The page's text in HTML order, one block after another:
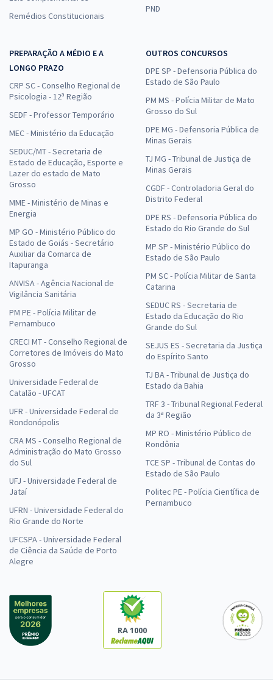
Remédios Constitucionais
PND
PREPARAÇÃO A MÉDIO E A
LONGO PRAZO
CRP SC - Conselho Regional de
Psicologia - 12ª Região
SEDF - Professor Temporário
MEC - Ministério da Educação
SEDUC/MT - Secretaria de
Estado de Educação, Esporte e
Lazer do estado de Mato
Grosso
MME - Ministério de Minas e
Energia
MP GO - Ministério Público do
Estado de Goiás - Secretário
Auxiliar da Comarca de
Itapuranga
ANVISA - Agência Nacional de
Vigilância Sanitária
PM PE - Polícia Militar de
Pernambuco
CRECI MT - Conselho Regional de
Corretores de Imóveis do Mato
Grosso
Universidade Federal de
Catalão - UFCAT
UFR - Universidade Federal de
Rondonópolis
CRA MS - Conselho Regional de
Administração do Mato Grosso
do Sul
UFJ - Universidade Federal de
Jataí
UFRN - Universidade Federal do
Rio Grande do Norte
UFCSPA - Universidade Federal
de Ciência da Saúde de Porto
Alegre
OUTROS CONCURSOS
DPE SP - Defensoria Pública do
Estado de São Paulo
PM MS - Polícia Militar de Mato
Grosso do Sul
DPE MG - Defensoria Pública de
Minas Gerais
TJ MG - Tribunal de Justiça de
Minas Gerais
CGDF - Controladoria Geral do
Distrito Federal
DPE RS - Defensoria Pública do
Estado do Rio Grande do Sul
MP SP - Ministério Público do
Estado de São Paulo
PM SC - Polícia Militar de Santa
Catarina
SEDUC RS - Secretaria de
Estado da Educação do Rio
Grande do Sul
SEJUS ES - Secretaria da Justiça
do Espírito Santo
TJ BA - Tribunal de Justiça do
Estado da Bahia
TRF 3 - Tribunal Regional Federal
da 3ª Região
MP RO - Ministério Público de
Rondônia
TCE SP - Tribunal de Contas do
Estado de São Paulo
Politec PE - Polícia Científica de
Pernambuco
RA 1000